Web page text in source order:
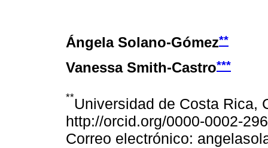
Ángela Solano-Gómez**
Vanessa Smith-Castro***
**Universidad de Costa Rica,
http://orcid.org/0000-0002-
Correo electrónico: